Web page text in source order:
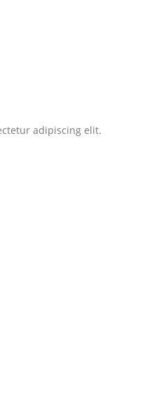
adipiscing elit.